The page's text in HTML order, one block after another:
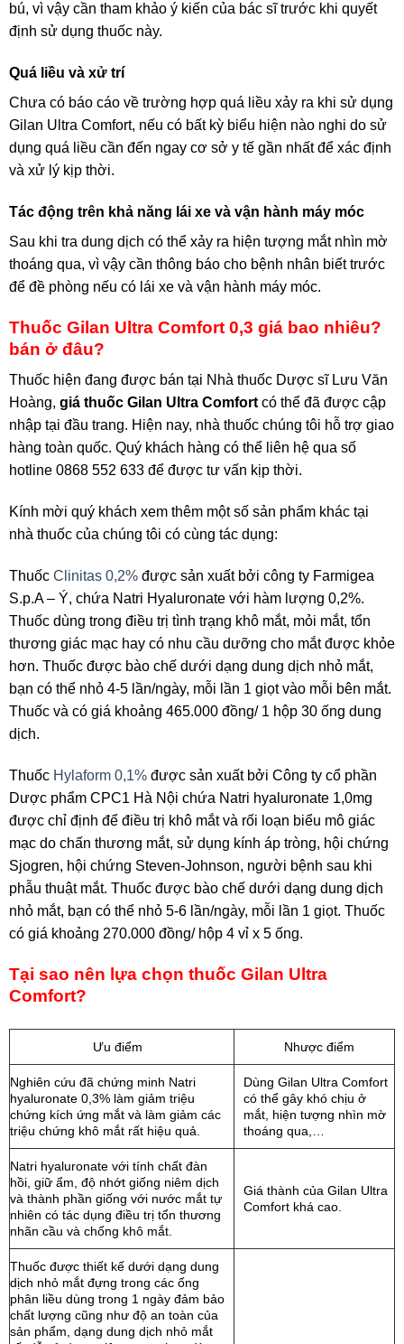
bú, vì vậy cần tham khảo ý kiến của bác sĩ trước khi quyết
định sử dụng thuốc này.
Quá liều và xử trí
Chưa có báo cáo về trường hợp quá liều xảy ra khi sử dụng
Gilan Ultra Comfort, nếu có bất kỳ biểu hiện nào nghi do sử
dụng quá liều cần đến ngay cơ sở y tế gần nhất để xác định
và xử lý kịp thời.
Tác động trên khả năng lái xe và vận hành máy móc
Sau khi tra dung dịch có thể xảy ra hiện tượng mắt nhìn mờ
thoáng qua, vì vậy cần thông báo cho bệnh nhân biết trước
để đề phòng nếu có lái xe và vận hành máy móc.
Thuốc Gilan Ultra Comfort 0,3 giá bao nhiêu?
bán ở đâu?
Thuốc hiện đang được bán tại Nhà thuốc Dược sĩ Lưu Văn
Hoàng, giá thuốc Gilan Ultra Comfort có thể đã được cập
nhập tại đầu trang. Hiện nay, nhà thuốc chúng tôi hỗ trợ giao
hàng toàn quốc. Quý khách hàng có thể liên hệ qua số
hotline 0868 552 633 để được tư vấn kịp thời.
Kính mời quý khách xem thêm một số sản phẩm khác tại
nhà thuốc của chúng tôi có cùng tác dụng:
Thuốc Clinitas 0,2% được sản xuất bởi công ty Farmigea
S.p.A – Ý, chứa Natri Hyaluronate với hàm lượng 0,2%.
Thuốc dùng trong điều trị tình trạng khô mắt, mỏi mắt, tổn
thương giác mạc hay có nhu cầu dưỡng cho mắt được khỏe
hơn. Thuốc được bào chế dưới dạng dung dịch nhỏ mắt,
bạn có thể nhỏ 4-5 lần/ngày, mỗi lần 1 giọt vào mỗi bên mắt.
Thuốc và có giá khoảng 465.000 đồng/ 1 hộp 30 ống dung
dịch.
Thuốc Hylaform 0,1% được sản xuất bởi Công ty cổ phần
Dược phẩm CPC1 Hà Nội chứa Natri hyaluronate 1,0mg
được chỉ định để điều trị khô mắt và rối loạn biểu mô giác
mạc do chấn thương mắt, sử dụng kính áp tròng, hội chứng
Sjogren, hội chứng Steven-Johnson, người bệnh sau khi
phẫu thuật mắt. Thuốc được bào chế dưới dạng dung dịch
nhỏ mắt, bạn có thể nhỏ 5-6 lần/ngày, mỗi lần 1 giọt. Thuốc
có giá khoảng 270.000 đồng/ hộp 4 vỉ x 5 ống.
Tại sao nên lựa chọn thuốc Gilan Ultra
Comfort?
Ưu điểm Nhược điểm
Nghiên cứu đã chứng minh Natri
hyaluronate 0,3% làm giảm triệu
chứng kích ứng mắt và làm giảm các
triệu chứng khô mắt rất hiệu quả.
Dùng Gilan Ultra Comfort
có thể gây khó chịu ở
mắt, hiện tượng nhìn mờ
thoáng qua,…
Natri hyaluronate với tính chất đàn
hồi, giữ ẩm, độ nhớt giống niêm dịch
và thành phần giống với nước mắt tự
nhiên có tác dụng điều trị tổn thương
nhãn cầu và chống khô mắt.
Giá thành của Gilan Ultra
Comfort khá cao.
Thuốc được thiết kế dưới dạng dung
dịch nhỏ mắt đựng trong các ống
phân liều dùng trong 1 ngày đảm bảo
chất lượng cũng như độ an toàn của
sản phẩm, dạng dung dịch nhỏ mắt